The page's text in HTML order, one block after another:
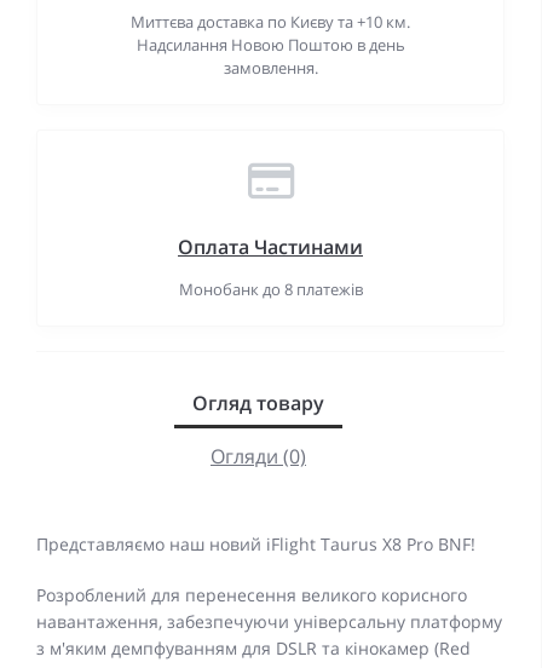
Миттєва доставка по Києву та +10 км.
Надсилання Новою Поштою в день
замовлення.
Оплата Частинами
Монобанк до 8 платежів
Огляд товару
Огляди (0)
Представляємо наш новий iFlight Taurus X8 Pro BNF!
Розроблений для перенесення великого корисного
навантаження, забезпечуючи універсальну платформу
з м'яким демпфуванням для DSLR та кінокамер (Red